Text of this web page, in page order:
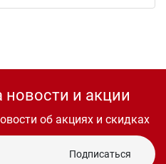
новости и акции
об акциях и скидках
Подписаться